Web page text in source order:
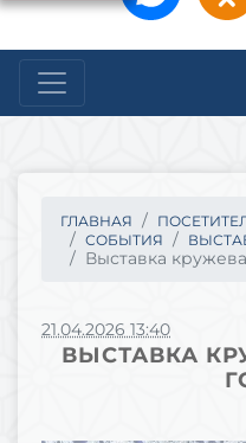
ГЛАВНАЯ
СОБЫТИЯ
Выставка
21.04.2026 13:40
ВЫСТАВКА